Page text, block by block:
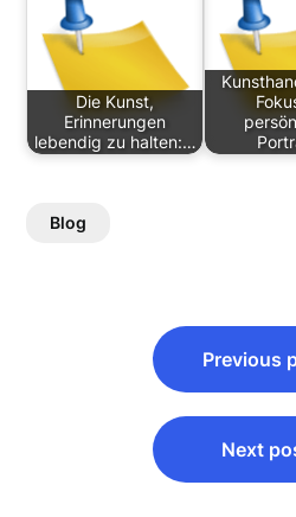
Die Kunst,
Erinnerungen
lebendig zu halten:…
Blog
navigation
Previous
Next